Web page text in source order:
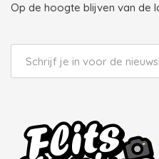
Op de hoogte blijven van de